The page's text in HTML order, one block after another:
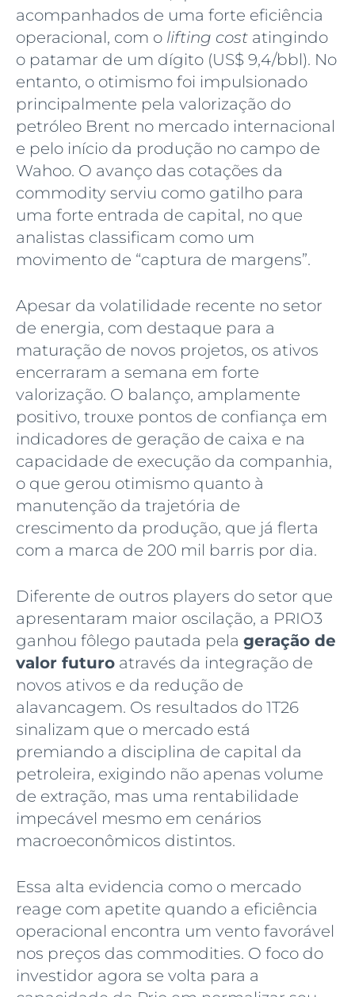
acompanhados de uma forte eficiência
operacional, com o lifting cost atingindo
o patamar de um dígito (US$ 9,4/bbl). No
entanto, o otimismo foi impulsionado
principalmente pela valorização do
petróleo Brent no mercado internacional
e pelo início da produção no campo de
Wahoo. O avanço das cotações da
commodity serviu como gatilho para
uma forte entrada de capital, no que
analistas classificam como um
movimento de “captura de margens”.
Apesar da volatilidade recente no setor
de energia, com destaque para a
maturação de novos projetos, os ativos
encerraram a semana em forte
valorização. O balanço, amplamente
positivo, trouxe pontos de confiança em
indicadores de geração de caixa e na
capacidade de execução da companhia,
o que gerou otimismo quanto à
manutenção da trajetória de
crescimento da produção, que já flerta
com a marca de 200 mil barris por dia.
Diferente de outros players do setor que
apresentaram maior oscilação, a PRIO3
ganhou fôlego pautada pela geração de
valor futuro através da integração de
novos ativos e da redução de
alavancagem. Os resultados do 1T26
sinalizam que o mercado está
premiando a disciplina de capital da
petroleira, exigindo não apenas volume
de extração, mas uma rentabilidade
impecável mesmo em cenários
macroeconômicos distintos.
Essa alta evidencia como o mercado
reage com apetite quando a eficiência
operacional encontra um vento favorável
nos preços das commodities. O foco do
investidor agora se volta para a